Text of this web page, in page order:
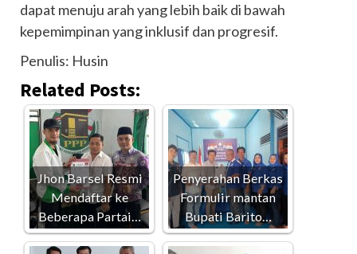
dapat menuju arah yang lebih baik di bawah
kepemimpinan yang inklusif dan progresif.
Penulis: Husin
Related Posts:
Jhon Barsel Resmi
Mendaftar ke
Beberapa Partai…
Penyerahan Berkas
Formulir mantan
Bupati Barito…